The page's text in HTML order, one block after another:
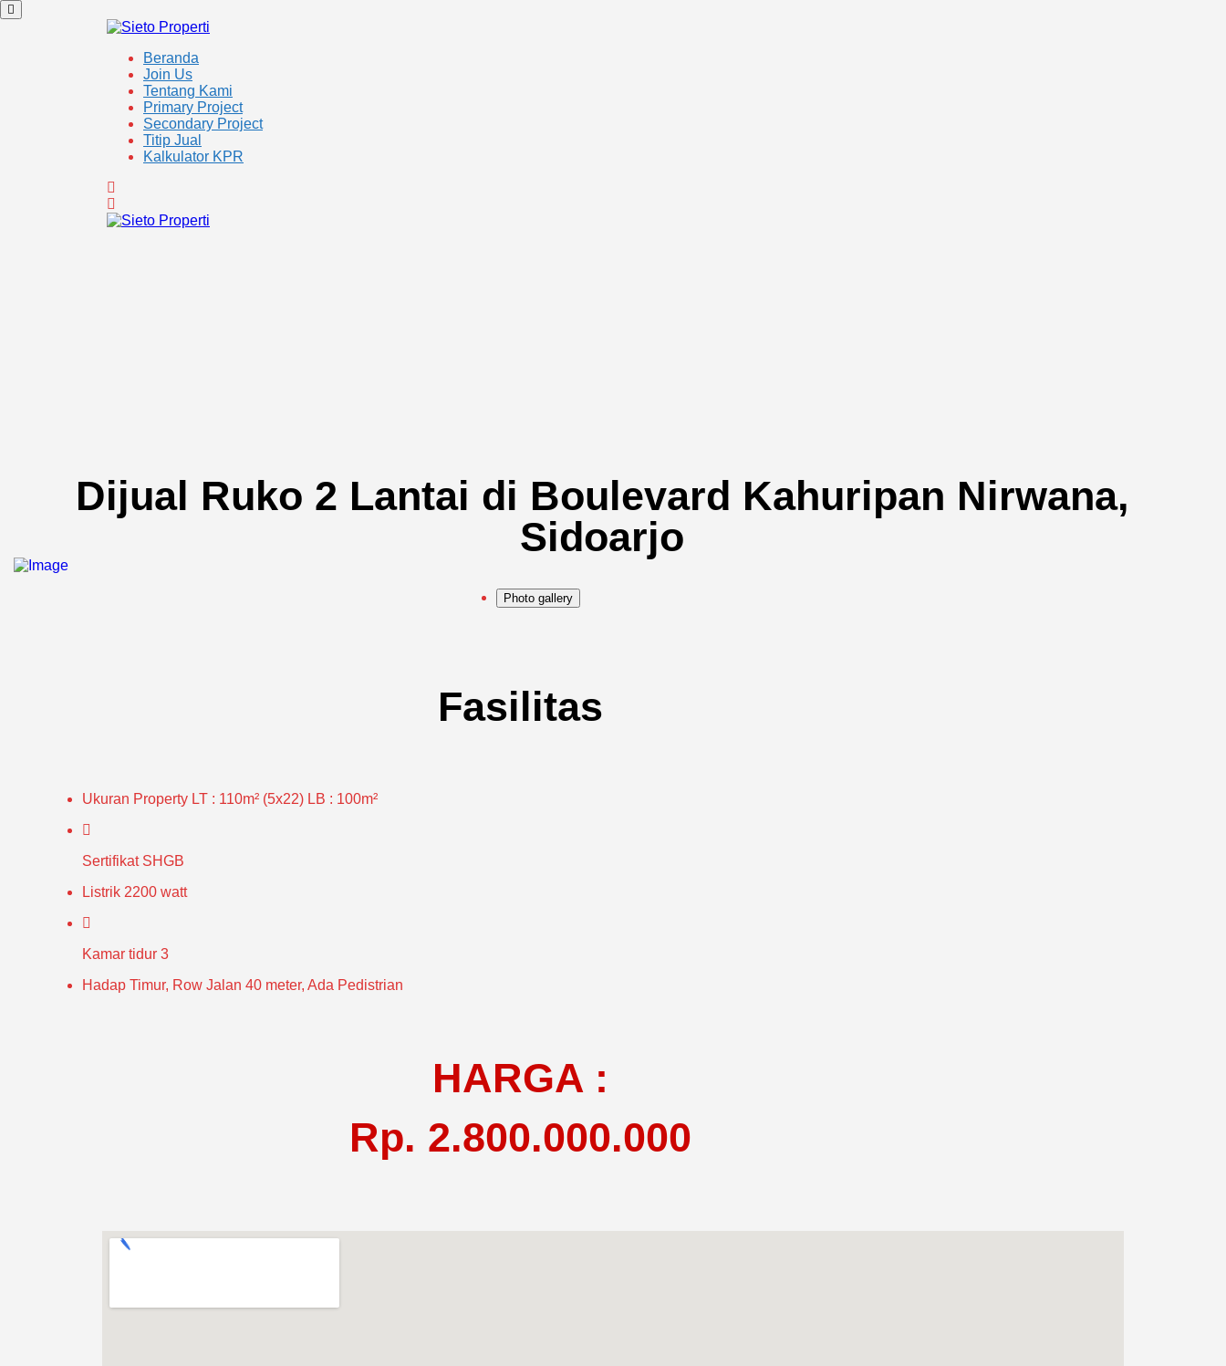
Beranda
Join Us
Tentang Kami
Primary Project
Secondary Project
Titip Jual
Kalkulator KPR
Dijual Ruko 2 Lantai di Boulevard Kahuripan Nirwana,
Sidoarjo
Photo gallery
Fasilitas
Ukuran Property LT : 110m² (5x22) LB : 100m²
Sertifikat SHGB
Listrik 2200 watt
Kamar tidur 3
Hadap Timur, Row Jalan 40 meter, Ada Pedistrian
HARGA :
Rp. 2.800.000.000